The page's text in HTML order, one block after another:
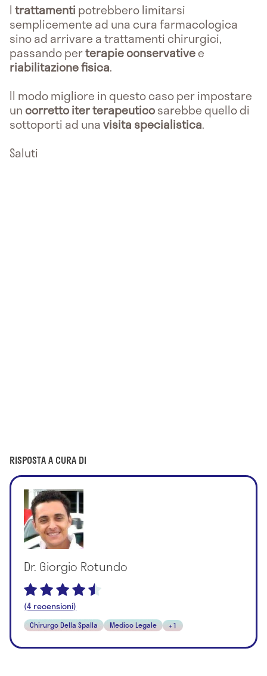
I trattamenti potrebbero limitarsi
semplicemente ad una cura farmacologica
sino ad arrivare a trattamenti chirurgici,
passando perterapie conservativee
riabilitazione fisica.
Il modo migliore in questo caso per impostare
uncorretto iter terapeuticosarebbe quello di
sottoporti ad unavisita specialistica.
Saluti
RISPOSTA A CURA DI
Dr. Giorgio Rotundo
(4 recensioni)
Chirurgo Della Spalla Medico Legale +1